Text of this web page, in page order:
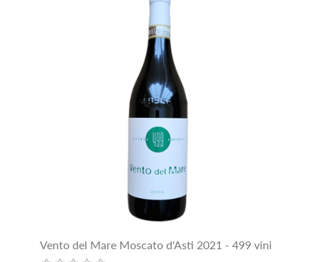
Vento del Mare Moscato d'Asti 2021 - 499 vini